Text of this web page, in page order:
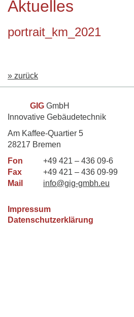
Aktuelles
portrait_km_2021
» zurück
GIG GmbH
Innovative Gebäudetechnik
Am Kaffee-Quartier 5
28217 Bremen
Fon
+49 421 – 436 09-6
Fax
+49 421 – 436 09-99
Mail
info@gig-gmbh.eu
Impressum
Datenschutzerklärung